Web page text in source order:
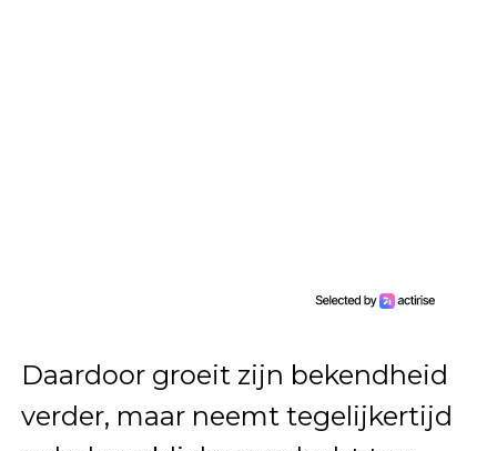
Daardoor groeit zijn bekendheid
verder, maar neemt tegelijkertijd